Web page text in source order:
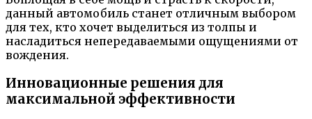
данный автомобиль станет отличным выбором
для тех, кто хочет выделиться из толпы и
насладиться непередаваемыми ощущениями от
вождения.
Инновационные решения для
максимальной эффективности